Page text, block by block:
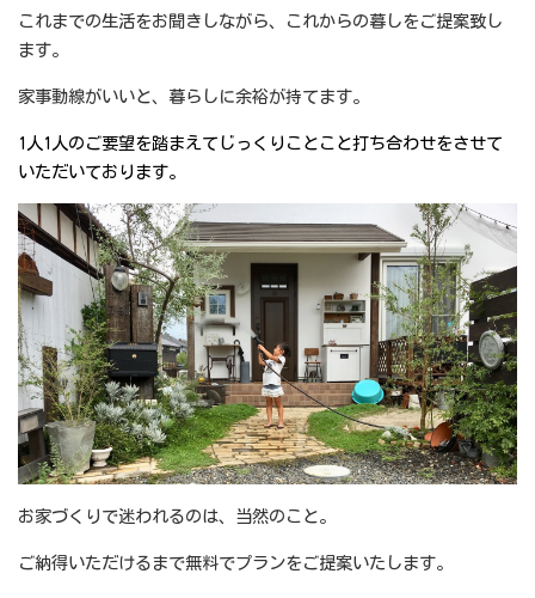
これまでの生活をお聞きしながら、これからの暮しをご提案致し
ます。
家事動線がいいと、暮らしに余裕が持てます。
1人1人のご要望を踏まえてじっくりことこと打ち合わせをさせて
いただいております。
お家づくりで迷われるのは、当然のこと。
ご納得いただけるまで無料でプランをご提案いたします。